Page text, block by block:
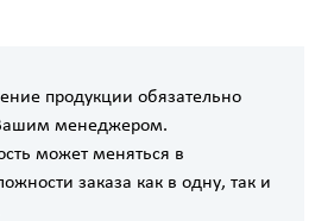
продукции обязательно
менеджером.
может меняться в
заказа как в одну, так и